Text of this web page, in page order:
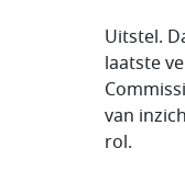
Uitstel.
laatste
van
rol.